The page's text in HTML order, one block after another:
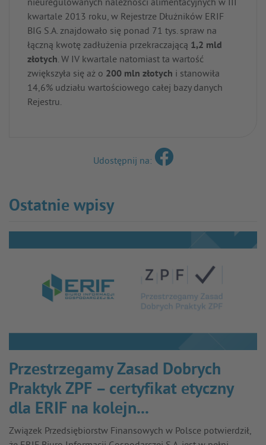
nieuregulowanych należności alimentacyjnych w III
kwartale 2013 roku, w Rejestrze Dłużników ERIF
BIG S.A. znajdowało się ponad 71 tys. spraw na
łączną kwotę zadłużenia przekraczającą 1,2 mld
złotych. W IV kwartale natomiast ta wartość
zwiększyła się aż o 200 mln złotych i stanowiła
14,6% udziału wartościowego całej bazy danych
Rejestru.
Udostępnij na:
Ostatnie wpisy
Przestrzegamy Zasad Dobrych
Praktyk ZPF – certyfikat etyczny
dla ERIF na kolejn...
Związek Przedsiębiorstw Finansowych w Polsce potwierdził,